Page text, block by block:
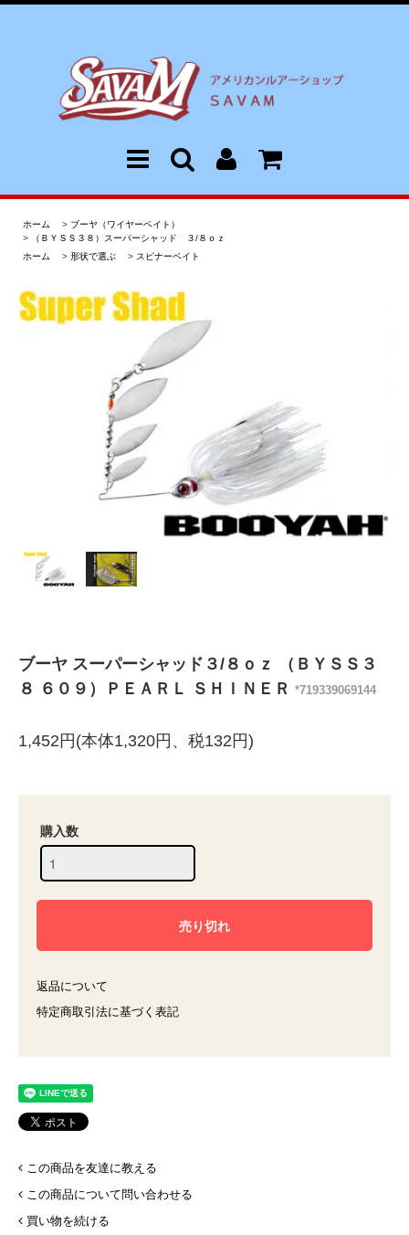
ホーム > ブーヤ（ワイヤーベイト）
>
（ＢＹＳＳ３８）スーパーシャッド ３/８ｏｚ
ホーム
> 形状で選ぶ > スピナーベイト
ブーヤ スーパーシャッド３/８ｏｚ （ＢＹＳＳ３
８ ６０９）ＰＥＡＲＬ ＳＨＩＮＥＲ *719339069144
1,452円(本体1,320円、税132円)
購入数
返品について
特定商取引法に基づく表記
この商品を友達に教える
この商品について問い合わせる
買い物を続ける